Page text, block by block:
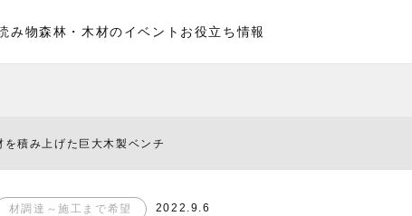
み物森林・木材のイベント お役立ち情報
積み上げた巨大木製ベンチ
材調達～施工まで希望 2022.9.6